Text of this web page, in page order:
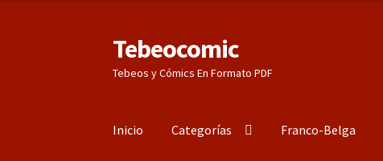
Ir
a
la
Ir
al
contenido
Tebeocomic
Tebeos y Cómics En Formato PDF
Inicio Categorías Franco-Belga